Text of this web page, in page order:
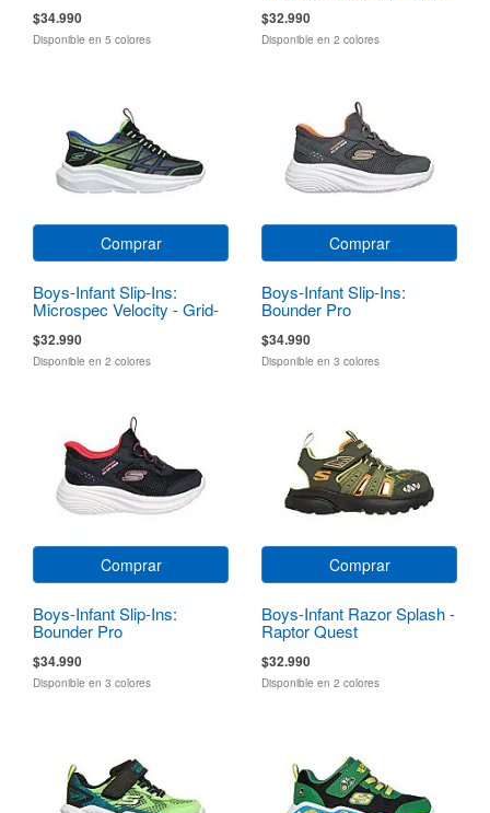
$34.990
Disponible en 5 colores
$32.990
Disponible en 2 colores
Comprar
Boys-Infant Slip-Ins:
Microspec Velocity - Grid-
$32.990
Disponible en 2 colores
Comprar
Boys-Infant Slip-Ins:
Bounder Pro
$34.990
Disponible en 3 colores
Comprar
Boys-Infant Slip-Ins:
Bounder Pro
$34.990
Disponible en 3 colores
Comprar
Boys-Infant Razor Splash -
Raptor Quest
$32.990
Disponible en 2 colores